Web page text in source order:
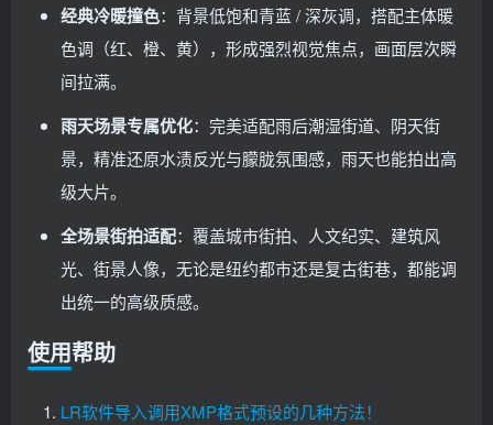
经典冷暖撞色：背景低饱和青蓝 / 深灰调，搭配主体暖
色调（红、橙、黄），形成强烈视觉焦点，画面层次瞬
间拉满。
雨天场景专属优化：完美适配雨后潮湿街道、阴天街
景，精准还原水渍反光与朦胧氛围感，雨天也能拍出高
级大片。
全场景街拍适配：覆盖城市街拍、人文纪实、建筑风
光、街景人像，无论是纽约都市还是复古街巷，都能调
出统一的高级质感。
使用帮助
LR软件导入调用XMP格式预设的几种方法！